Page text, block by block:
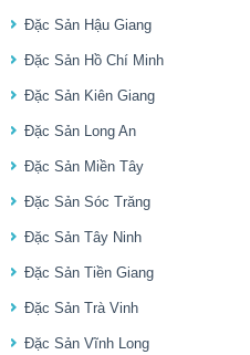
Đặc Sản Hậu Giang
Đặc Sản Hồ Chí Minh
Đặc Sản Kiên Giang
Đặc Sản Long An
Đặc Sản Miền Tây
Đặc Sản Sóc Trăng
Đặc Sản Tây Ninh
Đặc Sản Tiền Giang
Đặc Sản Trà Vinh
Đặc Sản Vĩnh Long